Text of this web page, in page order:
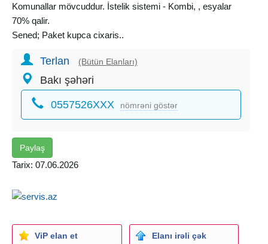
Komunallar mövcuddur. İstelik sistemi - Kombi, , esyalar
70% qalir.
Sened; Paket kupca cixaris..
Terlan (Bütün Elanları)
Bakı şəhəri
0557526XXX nömrəni göstər
Paylaş
Tarix: 07.06.2026
ViP elan et Elanı irəli çək